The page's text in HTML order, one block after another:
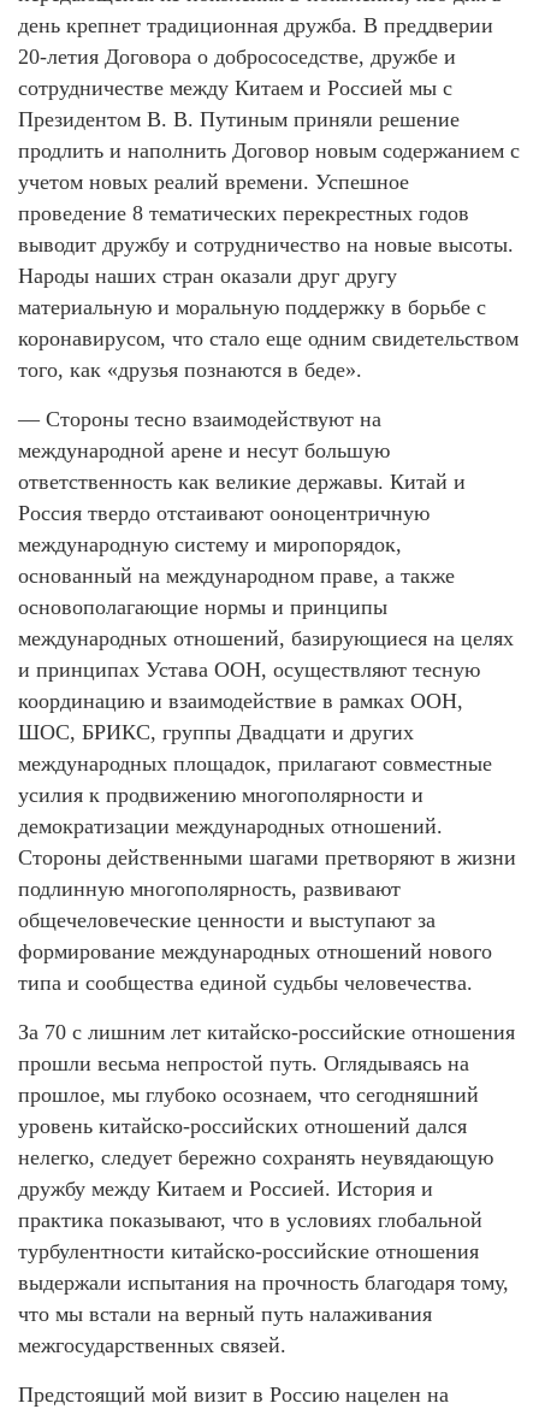
день крепнет традиционная дружба. В преддверии
20-летия Договора о добрососедстве, дружбе и
сотрудничестве между Китаем и Россией мы с
Президентом В. В. Путиным приняли решение
продлить и наполнить Договор новым содержанием с
учетом новых реалий времени. Успешное
проведение 8 тематических перекрестных годов
выводит дружбу и сотрудничество на новые высоты.
Народы наших стран оказали друг другу
материальную и моральную поддержку в борьбе с
коронавирусом, что стало еще одним свидетельством
того, как «друзья познаются в беде».
— Стороны тесно взаимодействуют на
международной арене и несут большую
ответственность как великие державы. Китай и
Россия твердо отстаивают ооноцентричную
международную систему и миропорядок,
основанный на международном праве, а также
основополагающие нормы и принципы
международных отношений, базирующиеся на целях
и принципах Устава ООН, осуществляют тесную
координацию и взаимодействие в рамках ООН,
ШОС, БРИКС, группы Двадцати и других
международных площадок, прилагают совместные
усилия к продвижению многополярности и
демократизации международных отношений.
Стороны действенными шагами претворяют в жизни
подлинную многополярность, развивают
общечеловеческие ценности и выступают за
формирование международных отношений нового
типа и сообщества единой судьбы человечества.
За 70 с лишним лет китайско-российские отношения
прошли весьма непростой путь. Оглядываясь на
прошлое, мы глубоко осознаем, что сегодняшний
уровень китайско-российских отношений дался
нелегко, следует бережно сохранять неувядающую
дружбу между Китаем и Россией. История и
практика показывают, что в условиях глобальной
турбулентности китайско-российские отношения
выдержали испытания на прочность благодаря тому,
что мы встали на верный путь налаживания
межгосударственных связей.
Предстоящий мой визит в Россию нацелен на